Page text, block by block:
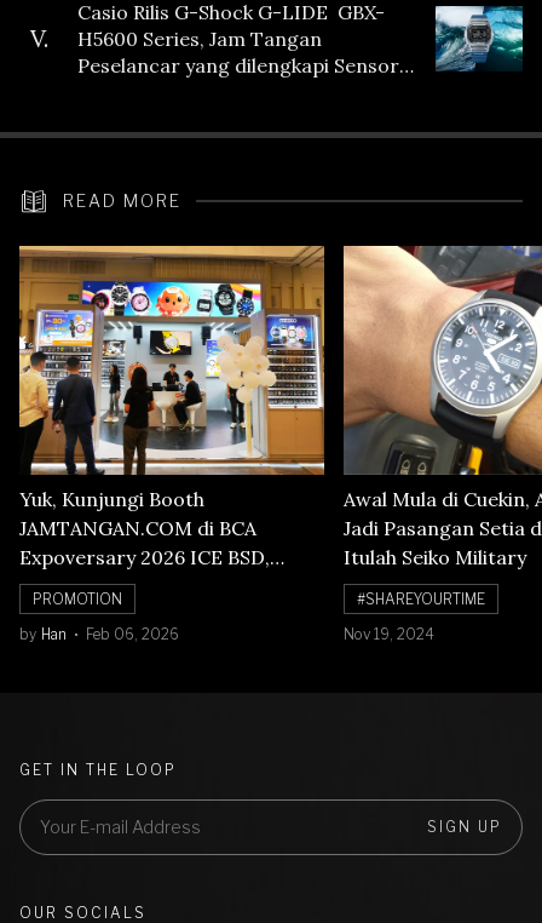
V.
Casio Rilis G-Shock G-LIDE GBX-
H5600 Series, Jam Tangan
Peselancar yang dilengkapi Sensor
READ MORE
Yuk, Kunjungi Booth
JAMTANGAN.COM di BCA
Expoversary 2026 ICE BSD,
Banyak Diskon Jam Tangan,
Cuma Sampai 8 Februari!
PROMOTION
by Han Feb 06, 2026
Awal Mula di Cuekin,
Jadi Pasangan Setia
Itulah Seiko Military
#SHAREYOURTIME
Nov 19, 2024
GET IN THE LOOP
SIGN UP
OUR SOCIALS